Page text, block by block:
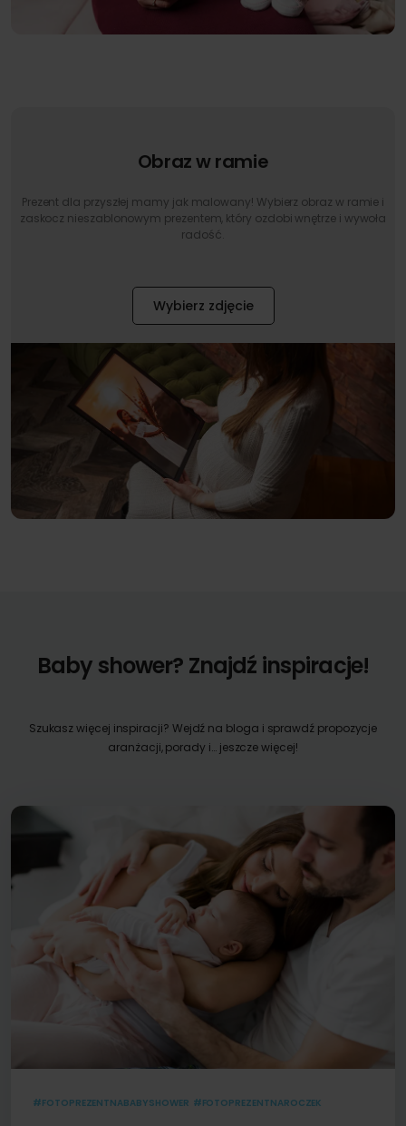
Obraz w ramie
Prezent dla przyszłej mamy jak malowany! Wybierz obraz w ramie i
zaskocz nieszablonowym prezentem, który ozdobi wnętrze i wywoła
radość.
Wybierz zdjęcie
Baby shower? Znajdź inspiracje!
Szukasz więcej inspiracji? Wejdź na bloga i sprawdź propozycje
aranżacji, porady i… jeszcze więcej!
#FOTOPREZENTNABABYSHOWER #FOTOPREZENTNAROCZEK